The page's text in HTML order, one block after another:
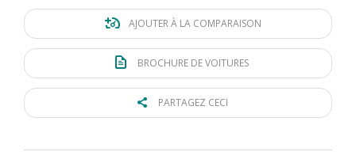
AJOUTER À LA COMPARAISON
BROCHURE DE VOITURES
PARTAGEZ CECI